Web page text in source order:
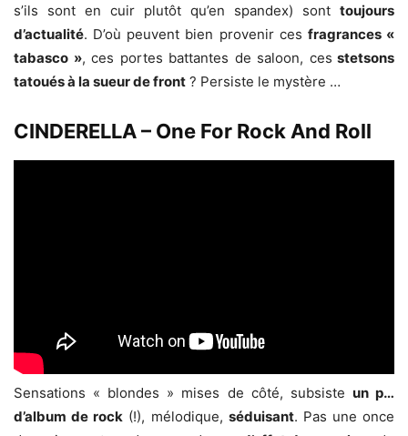
s’ils sont en cuir plutôt qu’en spandex) sont toujours
d’actualité. D’où peuvent bien provenir ces fragrances «
tabasco », ces portes battantes de saloon, ces stetsons
tatoués à la sueur de front ? Persiste le mystère …
CINDERELLA – One For Rock And Roll
Sensations « blondes » mises de côté, subsiste un p…
d’album de rock (!), mélodique, séduisant. Pas une once